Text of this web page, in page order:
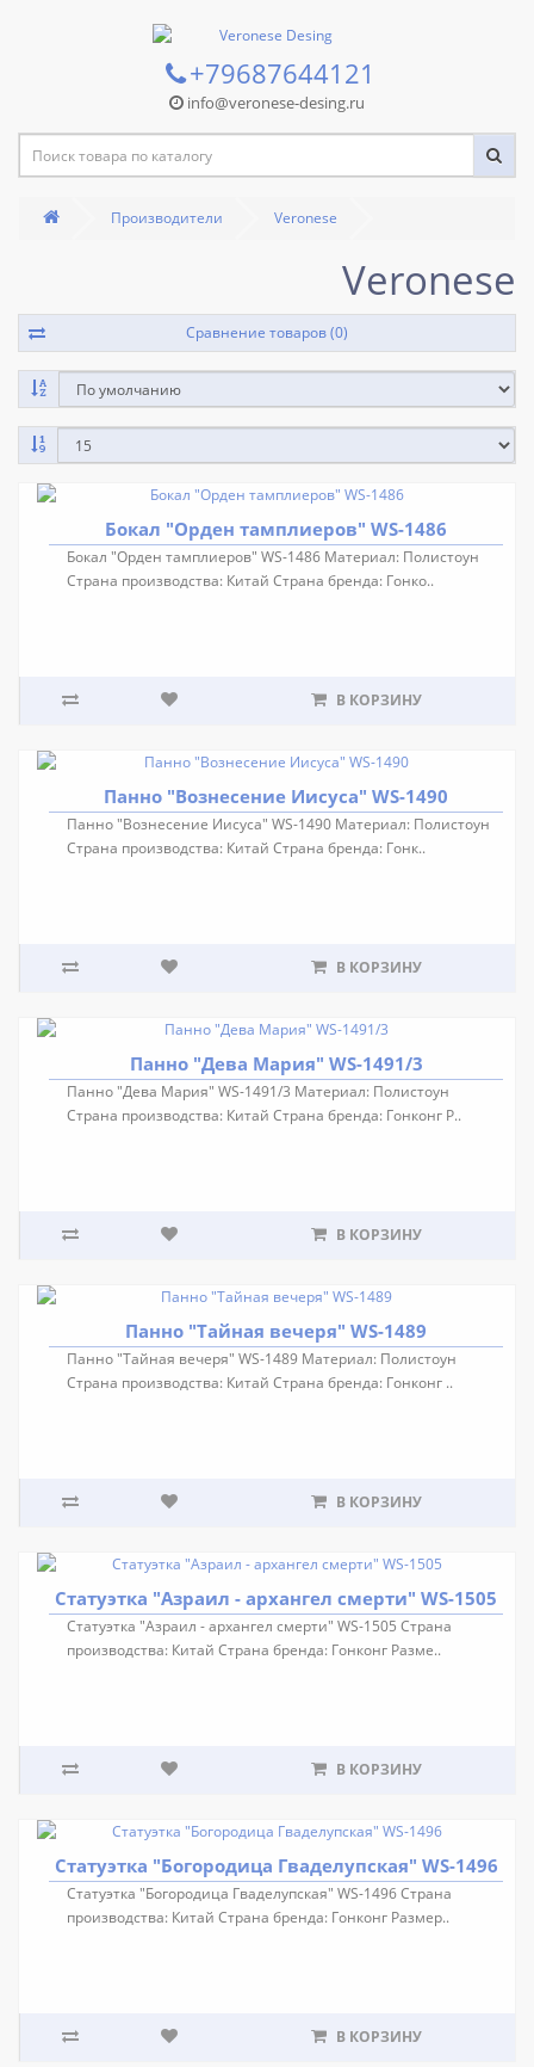
+79687644121
info@veronese-desing.ru
Производители Veronese
Veronese
Сравнение товаров (0)
Бокал "Орден тамплиеров" WS-1486
Бокал "Орден тамплиеров" WS-1486 Материал: Полистоун
Страна производства: Китай Страна бренда: Гонко..
В КОРЗИНУ
Панно "Вознесение Иисуса" WS-1490
Панно "Вознесение Иисуса" WS-1490 Материал: Полистоун
Страна производства: Китай Страна бренда: Гонк..
В КОРЗИНУ
Панно "Дева Мария" WS-1491/3
Панно "Дева Мария" WS-1491/3 Материал: Полистоун
Страна производства: Китай Страна бренда: Гонконг Р..
В КОРЗИНУ
Панно "Тайная вечеря" WS-1489
Панно "Тайная вечеря" WS-1489 Материал: Полистоун
Страна производства: Китай Страна бренда: Гонконг ..
В КОРЗИНУ
Статуэтка "Азраил - архангел смерти" WS-1505
Статуэтка "Азраил - архангел смерти" WS-1505 Страна
производства: Китай Страна бренда: Гонконг Разме..
В КОРЗИНУ
Статуэтка "Богородица Гваделупская" WS-1496
Статуэтка "Богородица Гваделупская" WS-1496 Страна
производства: Китай Страна бренда: Гонконг Размер..
В КОРЗИНУ